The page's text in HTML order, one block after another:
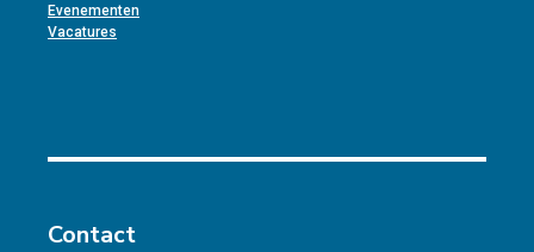
Evenementen
Vacatures
Contact